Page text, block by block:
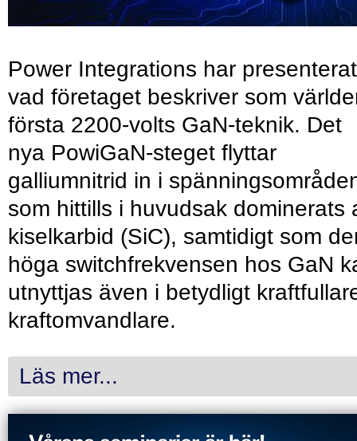
Power Integrations har presenterat
vad företaget beskriver som
första 2200-volts GaN-teknik. Det
nya PowiGaN-steget flyttar
galliumnitrid in i
som hittills i huvudsak dominerats
kiselkarbid (SiC), samtidigt som
höga switchfrekvensen hos GaN
utnyttjas även i betydligt
kraftomvandlare.
Läs mer...